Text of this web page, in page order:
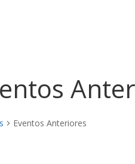
Eventos Anteriores